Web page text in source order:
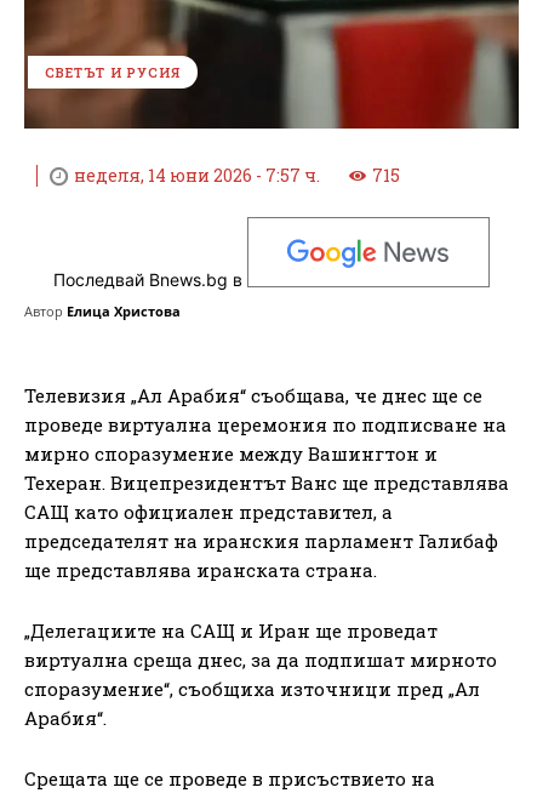
СВЕТЪТ И РУСИЯ
неделя, 14 юни 2026 - 7:57 ч. 715
Последвай Bnews.bg в
Автор Елица Христова
Телевизия „Ал Арабия“ съобщава, че днес ще се
проведе виртуална церемония по подписване на
мирно споразумение между Вашингтон и
Техеран. Вицепрезидентът Ванс ще представлява
САЩ като официален представител, а
председателят на иранския парламент Галибаф
ще представлява иранската страна.
„Делегациите на САЩ и Иран ще проведат
виртуална среща днес, за да подпишат мирното
споразумение“, съобщиха източници пред „Ал
Арабия“.
Срещата ще се проведе в присъствието на